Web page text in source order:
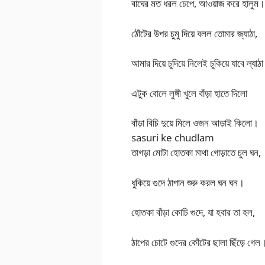
বাঘের মত ধরল চেপে, আওয়াজ করে হালুম।
ঠোঁটের উপর চুমু দিয়ে বলল তোমার জ্যাঠা,
আমার দিয়ে চুদিয়ে নিলেই চুকিয়ে যাবে
এটুক বোলে লুঙ্গী খুলে বাঁড়া হাতে দিলো
বাঁড়া বিচি দুয়ে মিলে ওজন আড়াই কিলো।
sasuri ke chudlam
তাগড়া মোটা হোতকা মাথা গোড়াতে চুল ঘন,
ধুকিয়ে গুদে ঠাপান শুরু করল ঘন ঘন।
হোতকা বাঁড়া কোচি গুদে, যা হবার তা হল,
ঠাপের চোটে গুদের কোঁটের ছালা ছিঁড়ে